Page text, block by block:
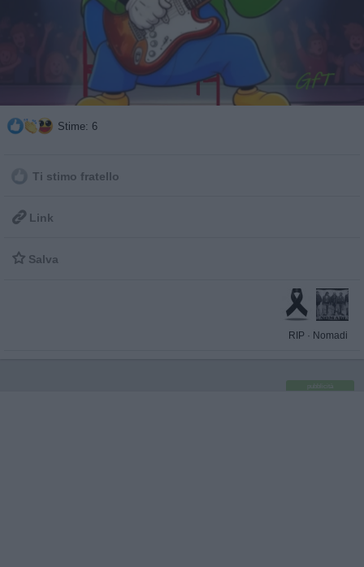
Stime: 6
Ti stimo fratello
 Link
 Salva
RIP · Nomadi
pubblicità